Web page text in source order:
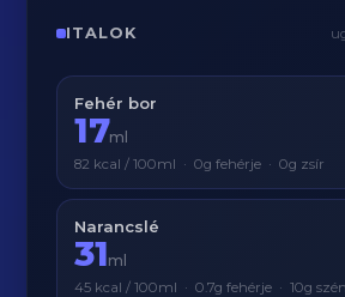
ITALOK
Fehér bor
17ml
82 kcal / 100ml · 0g fehérje · 0g zsír
Narancslé
31ml
45 kcal / 100ml · 0.7g fehérje · 10g